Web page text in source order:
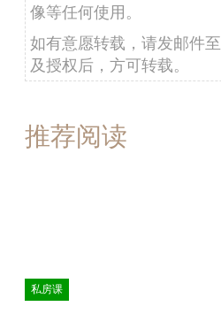
像等任何使用。
如有意愿转载，请发邮件至
及授权后，方可转载。
推荐阅读
私房课